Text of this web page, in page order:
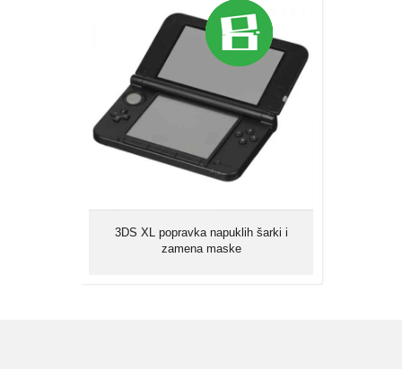
3DS XL popravka napuklih šarki i
zamena maske
napuklih šarki i zamena
maske
Najčešći razlog, zbog kojih dolazi do ovih
oštećenja je prirodno habanje, odnosno
istrošenost uređaja usled upotrebe tokom
vremena....